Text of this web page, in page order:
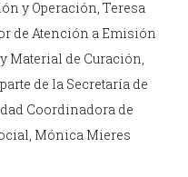
y Operación, Teresa
de Atención a Emisión
Material de Curación,
de la Secretaría de
Coordinadora de
Mónica Mieres